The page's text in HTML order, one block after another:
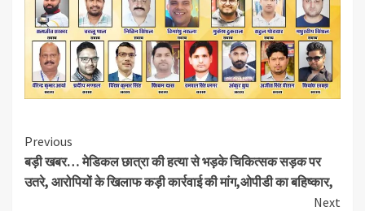
Continue
Reading
Previous
बड़ी खबर… मेडिकल छात्रा की हत्या से भड़के चिकित्सक सड़क पर
उतरे, आरोपियों के खिलाफ कड़ी कार्रवाई की मांग,ओपीडी का बहिष्कार,
Next